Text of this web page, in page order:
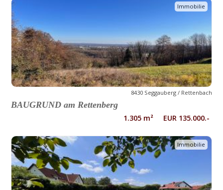
Immobilie
8430 Seggauberg / Rettenbach
BAUGRUND am Rettenberg
1.305 m² EUR 135.000.-
Immobilie